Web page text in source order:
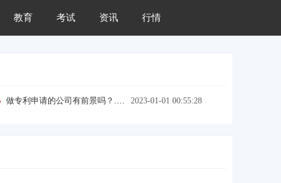
教育 考试 资讯 行情
2023-01-01 00:55:28
做专利申请的公司有前景吗？.专利申请有哪些类型